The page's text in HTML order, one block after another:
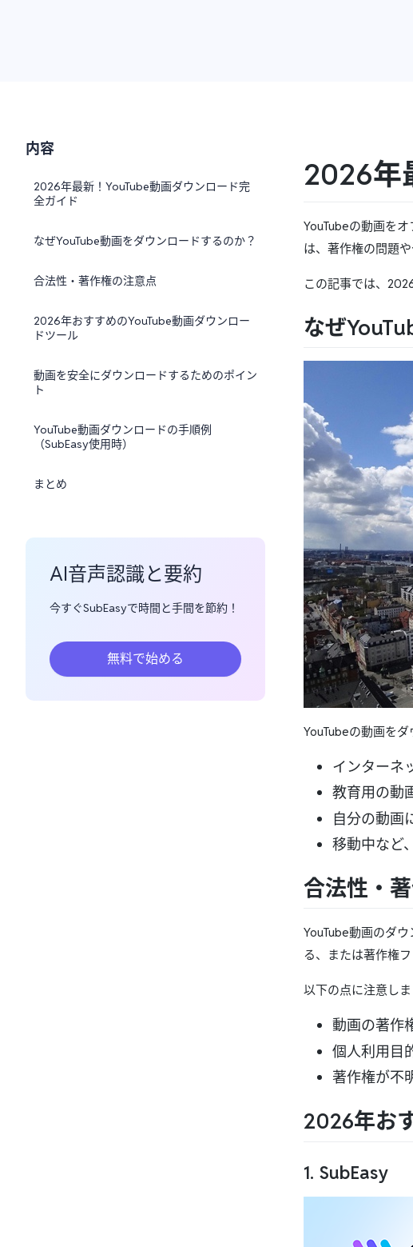
内容
2026年最新！YouTube動画ダウンロード完
全ガイド
なぜYouTube動画をダウンロードするのか？
合法性・著作権の注意点
2026年おすすめのYouTube動画ダウンロー
ドツール
動画を安全にダウンロードするためのポイン
ト
YouTube動画ダウンロードの手順例
（SubEasy使用時）
まとめ
AI音声認識と要約
今すぐSubEasyで時間と手間を節約！
無料で始める
2026年
YouTubeの動画を
は、著作権の問題
この記事では、
なぜ
YouTubeの動画を
インターネ
教育用の動
自分の動画
移動中など
合法性・
YouTube動画のダ
る、または著作権
以下の点に注意しま
動画の著作
個人利用目
著作権が不
2026年お
1. SubEasy